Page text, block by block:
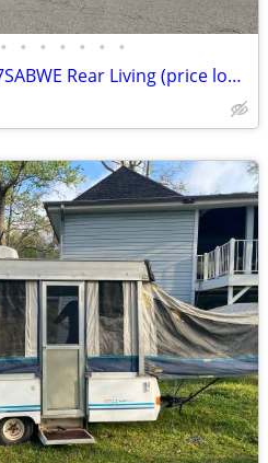
• • • • • • •
2020 KeyStone Cougar 27SABWE Rear Living (price lowered)